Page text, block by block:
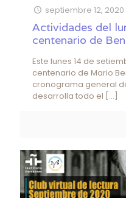
septiembre 12, 2020
Actividades del
centenario de
Este lunes 14 de
centenario de Mario
cronograma general
desarrolla todo el […]